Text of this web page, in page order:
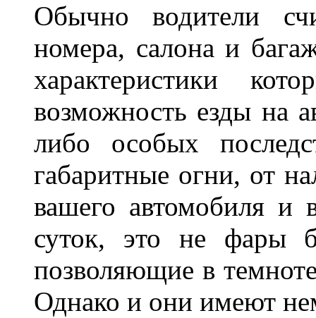
Обычно водители
номера, салона и
характеристики
возможность езды на
либо особых
габаритные огни, от
вашего автомобиля и
суток, это не фары
позволяющие в
Однако и они имеют